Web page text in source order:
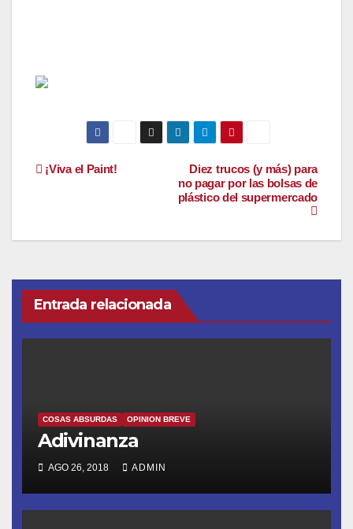
Navegación
entradas
Diez trucos (y más) para
no pagar por las bolsas de
plástico del supermercado
¡Viva el Paint!
Entrada relacionada
COSAS ABSURDAS OPINION BREVE
Adivinanza
AGO 26, 2018 ADMIN